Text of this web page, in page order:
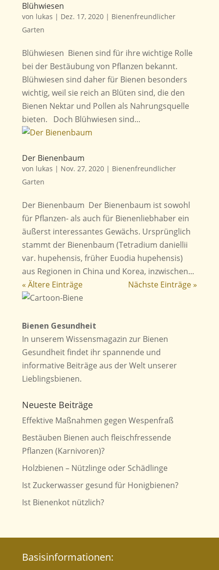
Blühwiesen
von lukas | Dez. 17, 2020| Bienenfreundlicher
Garten
Blühwiesen Bienen sind für ihre wichtige Rolle
bei der Bestäubung von Pflanzen bekannt.
Blühwiesen sind daher für Bienen besonders
wichtig, weil sie reich an Blüten sind, die den
Bienen Nektar und Pollen als Nahrungsquelle
bieten. Doch Blühwiesen sind...
Der Bienenbaum
von lukas | Nov. 27, 2020| Bienenfreundlicher
Garten
Der Bienenbaum Der Bienenbaum ist sowohl
für Pflanzen- als auch für Bienenliebhaber ein
äußerst interessantes Gewächs. Ursprünglich
stammt der Bienenbaum (Tetradium daniellii
var. hupehensis, früher Euodia hupehensis)
aus Regionen in China und Korea, inzwischen...
« Ältere Einträge
Nächste Einträge »
Bienen Gesundheit
In unserem Wissensmagazin zur Bienen
Gesundheit findet ihr spannende und
informative Beiträge aus der Welt unserer
Lieblingsbienen.
Neueste Beiträge
Effektive Maßnahmen gegen Wespenfraß
Bestäuben Bienen auch fleischfressende
Pflanzen (Karnivoren)?
Holzbienen – Nützlinge oder Schädlinge
Ist Zuckerwasser gesund für Honigbienen?
Ist Bienenkot nützlich?
Basisinformationen: